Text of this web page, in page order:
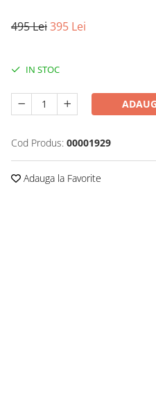
495 Lei395 Lei
IN STOC
Cod Produs: 00001929
Adauga la Favorite